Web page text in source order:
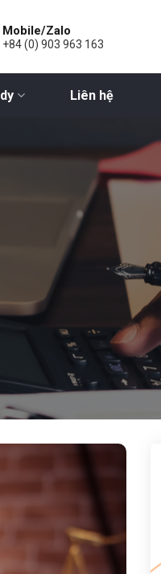
Mobile/Zalo
+84 (0) 903 963 163
Liên hệ